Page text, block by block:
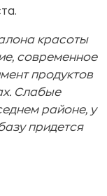
красоты
современное
продуктов
Слабые
районе, у
придется